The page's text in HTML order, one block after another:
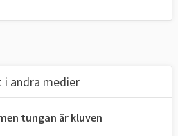
i andra medier
tungan är kluven